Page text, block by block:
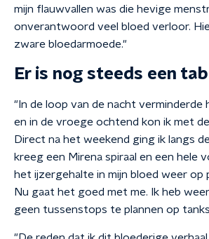
mijn flauwvallen was die hevige
onverantwoord veel bloed verloor.
zware bloedarmoede."
Er is nog steeds een
"In de loop van de nacht verminderde
en in de vroege ochtend kon ik met
Direct na het weekend ging ik langs
kreeg een Mirena spiraal en een hele
het ijzergehalte in mijn bloed weer op
Nu gaat het goed met me. Ik heb
geen tussenstops te plannen op